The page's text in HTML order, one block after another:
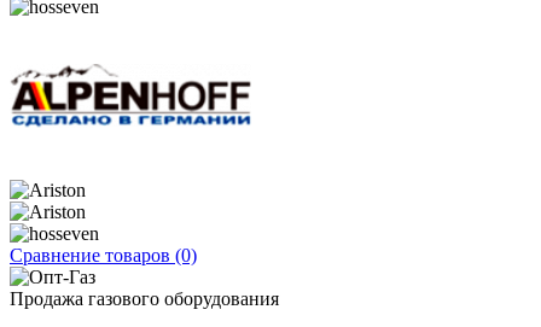
Сравнение товаров (0)
Продажа газового оборудования